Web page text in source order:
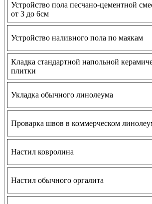
Устройство пола песчано-цементной
от 3 до 6см
Устройство наливного пола по маякам
Кладка стандартной напольной
плитки
Укладка обычного линолеума
Проварка швов в коммерческом
Настил ковролина
Настил обычного оргалита